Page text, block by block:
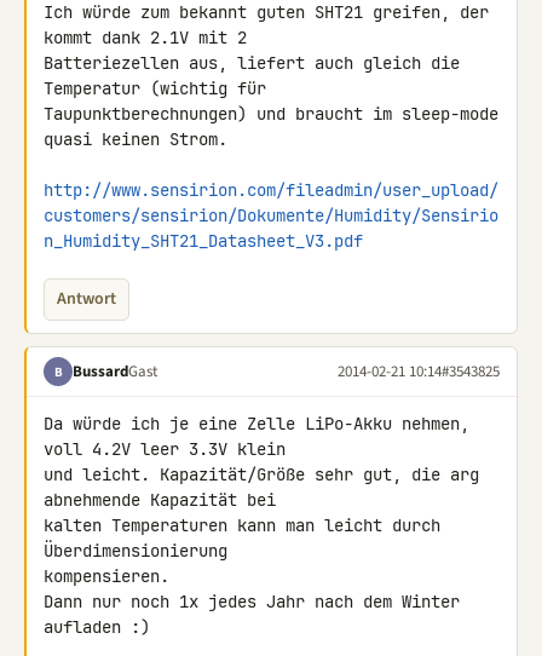
Ich würde zum bekannt guten SHT21 greifen, der
kommt dank 2.1V mit 2
Batteriezellen aus, liefert auch gleich die
Temperatur (wichtig für
Taupunktberechnungen) und braucht im sleep-mode
quasi keinen Strom.
http://www.sensirion.com/fileadmin/user_upload/
customers/sensirion/Dokumente/Humidity/Sensirio
n_Humidity_SHT21_Datasheet_V3.pdf
Antwort
B BussardGast 2014-02-21 10:14#3543825
Da würde ich je eine Zelle LiPo-Akku nehmen,
voll 4.2V leer 3.3V klein
und leicht. Kapazität/Größe sehr gut, die arg
abnehmende Kapazität bei
kalten Temperaturen kann man leicht durch
Überdimensionierung
kompensieren.
Dann nur noch 1x jedes Jahr nach dem Winter
aufladen :)